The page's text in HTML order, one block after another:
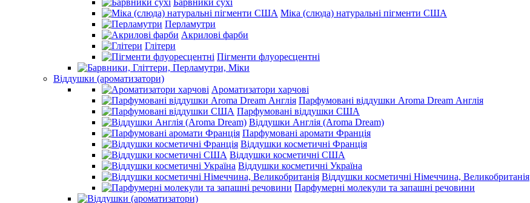
Барвники сухі
Міка (слюда) натуральні пігменти США
Перламутри
Акрилові фарби
Глітери
Пігменти флуоресцентні
Віддушки (ароматизатори)
Ароматизатори харчові
Парфумовані віддушки Aroma Dream Англія
Парфумовані віддушки США
Віддушки Англія (Aroma Dream)
Парфумовані аромати Франція
Віддушки косметичні Франція
Віддушки косметичні США
Віддушки косметичні Україна
Віддушки косметичні Німеччина, Великобританія
Парфумерні молекули та запашні речовини